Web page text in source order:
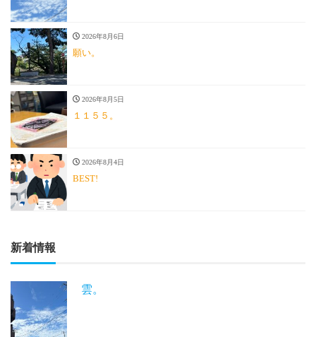
2026年8月6日
願い。
2026年8月5日
１１５５。
2026年8月4日
BEST!
新着情報
雲。